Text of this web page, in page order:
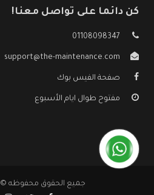
كن دائما على تواصل معنا!
01108098347
support@the-maintenance.com
صفحة الفيس بوك
مفتوح طوال ايام الأسبوع
جميع الحقوق محفوظه ©